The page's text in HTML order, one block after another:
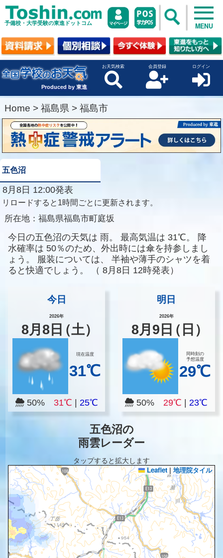
予備校・大学受験の東進ドットコム MENU
Produced by 東進
お天気検索 会員登録 ログイン
Home > 福島県 > 福島市
五色沼
8月8日 12:00発表
リロードすると1時間ごとに更新されます。
所在地： 福島県福島市町庭坂
今日の五色沼の天気は 雨。 最高気温は 31℃。
降
水確率は 50％のため、外出時には傘を持参しまし
ょう。
服装については、
半袖や薄手のシャツを着
ると快適でしょう。
（ 8月8日 12時発表）
今日
2026年
8月8 日（土）
現在温度
31℃
50% 31℃ 25℃
明日
2026年
8月 9 日（日）
同時刻の
予想温度
29℃
50%29℃ |23℃
五色沼の
雨雲レーダー
タップすると拡大します
Leaflet | 地理院タイル